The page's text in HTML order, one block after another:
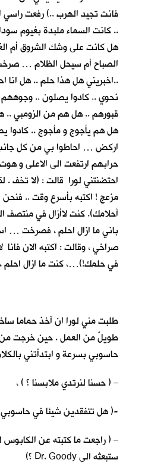
فانت تجيد الهرب ..) رفعت راسي
.. كانت السماء ملبدة بغيوم
هل كانت على وشك الشروق أم
الصباح أم سيحل الظلام …
..اخبريني هل هذا حلم .. هل انا
نحوي .. كادوا يصلون ..
قبورهم .. هل هم من الزومبي ..
هل هم يأجوج و مأجوج ..
اركض … احاطوا بي من كل
حرابهم ارتفعت الى الاعلى و
احتضنتني لورا قالت : (لا تخف .
مزعج ! اكتبه بأسرع وقت ..
أحلامك). كنت لاأزال في منتصف
باني ما ازال احلم ، فصرخت …
صراخي ، وقالت : اكتبه الان
في حلمك!)…، كنت ما ازال
طلبت مني لورا ان آخذ حماما
طويلٌ من العمل . حين خرجت من
حاسوبي بسرعة و ابتدأتني
– ( حسنا لنرتدي ملابسنا ؟ ) ،
-( هل تتفقدين شيئا في
– ( راجعت ما كتبته عن الكابوس
ستبعثه الى Dr. Goody ؟)